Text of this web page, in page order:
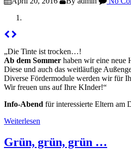
„Die Tinte ist trocken…!
Ab dem Sommer haben wir eine neue
Diese und auch das weitläufige
Diverse Fördermodule werden wir für
Wir freuen uns auf Ihre KInder!“
Info-Abend für interessierte Eltern am
Weiterlesen
Grün, grün, grün …